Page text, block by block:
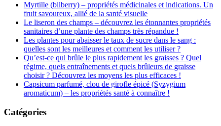
Myrtille (bilberry) – propriétés médicinales et indications. Un
fruit savoureux, allié de la santé visuelle
Le liseron des champs – découvrez les étonnantes propriétés
sanitaires d’une plante des champs très répandue !
Les plantes pour abaisser le taux de sucre dans le sang :
quelles sont les meilleures et comment les utiliser ?
Qu’est-ce qui brûle le plus rapidement les graisses ? Quel
régime, quels entraînements et quels brûleurs de graisse
choisir ? Découvrez les moyens les plus efficaces !
Capsicum parfumé, clou de girofle épicé (Syzygium
aromaticum) – les propriétés santé à connaître !
Catégories